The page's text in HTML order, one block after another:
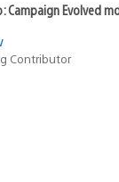
Campaign Evolved
Contributor